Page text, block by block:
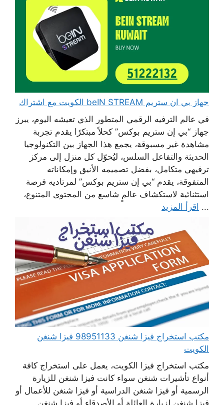
جهاز بي ان ستريم beIN STREAM الكويت مع اشتراك
في عالم الترفيه الرقمي المتطور الذي تعيشه اليوم، يبرز
جهاز “بي إن ستريم بوكس” كحلاً مبتكرًا يقدم تجربة
مشاهدة غير مسبوقة، يجمع هذا الجهاز بين التكنولوجيا
الحديثة والتفاعل السلس، ليُحوّل كل منزل إلى مركز
ترفيهي متكامل، بفضل تصميمه الأنيق وإمكاناته
المتفوقة، يقدم “بي إن ستريم بوكس” لمرتاديه فرصة
استثنائية لاستكشاف عالمٍ شاسع من المحتوى المتنوع،
... اقرأ المزيد
مكتب استخراج فيزا شنغن 98951133 فيزا شنغن
الكويت
مكتب استخراج فيزا الكويت، يعمل على استخراج كافة
أنواع تأشيرات شنغن سواء كانت فيزا شنغن للزيارة
الرسمية أو فيزا شنغن الدراسية أو فيزا شنغن للأعمال أو